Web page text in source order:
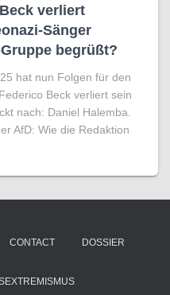
verliert
Sänger
begrüßt?
hat nun Folgen für den
Beck verliert sein
nach: Daniel Halemba.
AfD: Wie die Redaktion
CONTACT DOSSIER